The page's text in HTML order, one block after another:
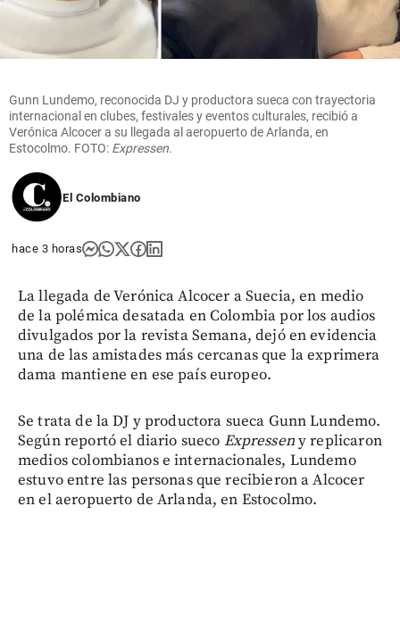
Gunn Lundemo, reconocida DJ y productora sueca con trayectoria
internacional en clubes, festivales y eventos culturales, recibió a
Verónica Alcocer a su llegada al aeropuerto de Arlanda, en
Estocolmo. FOTO: Expressen.
El Colombiano
hace 3 horas
La llegada de Verónica Alcocer a Suecia, en medio
de la polémica desatada en Colombia por los audios
divulgados por la revista Semana, dejó en evidencia
una de las amistades más cercanas que la exprimera
dama mantiene en ese país europeo.
Se trata de la DJ y productora sueca Gunn Lundemo.
Según reportó el diario sueco Expresseny replicaron
medios colombianos e internacionales, Lundemo
estuvo entre las personas que recibieron a Alcocer
en el aeropuerto de Arlanda, en Estocolmo.